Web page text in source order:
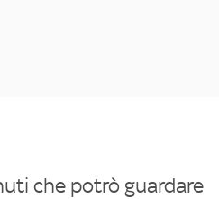
che potrò guardare